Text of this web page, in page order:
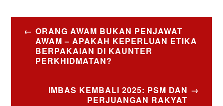
Post
navigation
ORANG AWAM BUKAN PENJAWAT
AWAM – APAKAH KEPERLUAN ETIKA
BERPAKAIAN DI KAUNTER
PERKHIDMATAN?
IMBAS KEMBALI 2025: PSM DAN
PERJUANGAN RAKYAT